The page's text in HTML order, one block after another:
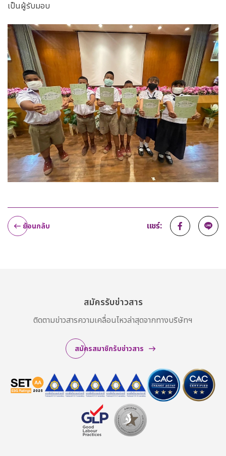
เป็นผู้รับมอบ
แชร์:
ย้อนกลับ
สมัครรับข่าวสาร
ติดตามข่าวสารความเคลื่อนไหวล่าสุดจากทางบริษัทฯ
สมัครสมาชิกรับข่าวสาร